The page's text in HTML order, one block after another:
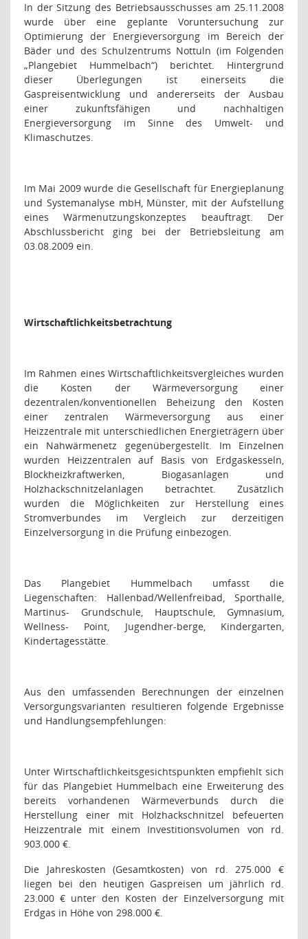
In der Sitzung des Betriebsausschusses am 25.11.2008
wurde über eine geplante Voruntersuchung zur
Optimierung der Energieversorgung im Bereich der
Bäder und des Schulzentrums Nottuln (im Folgenden
„Plangebiet Hummelbach“) berichtet. Hintergrund
dieser Überlegungen ist einerseits die
Gaspreisentwicklung und andererseits der Ausbau
einer zukunftsfähigen und nachhaltigen
Energieversorgung im Sinne des Umwelt- und
Klimaschutzes.
Im Mai 2009 wurde die Gesellschaft für Energieplanung
und Systemanalyse mbH, Münster, mit der Aufstellung
eines Wärmenutzungskonzeptes beauftragt. Der
Abschlussbericht ging bei der Betriebsleitung am
03.08.2009 ein.
Wirtschaftlichkeitsbetrachtung
Im Rahmen eines Wirtschaftlichkeitsvergleiches wurden
die Kosten der Wärmeversorgung einer
dezentralen/konventionellen Beheizung den Kosten
einer zentralen Wärmeversorgung aus einer
Heizzentrale mit unterschiedlichen Energieträgern über
ein Nahwärmenetz gegenübergestellt. Im Einzelnen
wurden Heizzentralen auf Basis von Erdgaskesseln,
Blockheizkraftwerken, Biogasanlagen und
Holzhackschnitzelanlagen betrachtet. Zusätzlich
wurden die Möglichkeiten zur Herstellung eines
Stromverbundes im Vergleich zur derzeitigen
Einzelversorgung in die Prüfung einbezogen.
Das Plangebiet Hummelbach umfasst die
Liegenschaften: Hallenbad/Wellenfreibad, Sporthalle,
Martinus- Grundschule, Hauptschule, Gymnasium,
Wellness- Point, Jugendher-berge, Kindergarten,
Kindertagesstätte.
Aus den umfassenden Berechnungen der einzelnen
Versorgungsvarianten resultieren folgende Ergebnisse
und Handlungsempfehlungen:
Unter Wirtschaftlichkeitsgesichtspunkten empfiehlt sich
für das Plangebiet Hummelbach eine Erweiterung des
bereits vorhandenen Wärmeverbunds durch die
Herstellung einer mit Holzhackschnitzel befeuerten
Heizzentrale mit einem Investitionsvolumen von rd.
903.000 €.
Die Jahreskosten (Gesamtkosten) von rd. 275.000 €
liegen bei den heutigen Gaspreisen um jährlich rd.
23.000 € unter den Kosten der Einzelversorgung mit
Erdgas in Höhe von 298.000 €.